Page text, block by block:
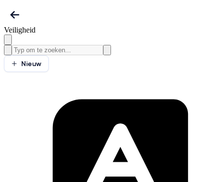
Veiligheid
Nieuw